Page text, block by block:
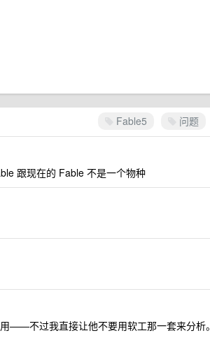
Fable5 问题
跟现在的 Fable 不是一个物种
——不过我直接让他不要用软工那一套来分析。